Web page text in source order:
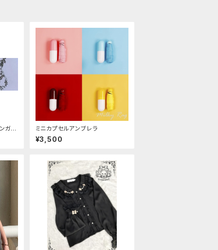
ガー ミニカプセルアンブレラ
¥3,500